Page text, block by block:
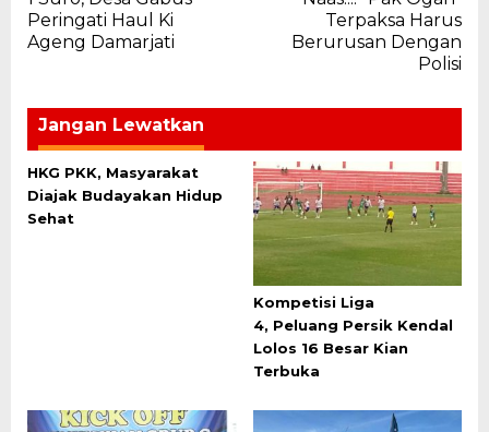
pos
Peringati Haul Ki
Ageng Damarjati
Terpaksa Harus
Berurusan Dengan
Polisi
Jangan Lewatkan
HKG PKK, Masyarakat
Diajak Budayakan Hidup
Sehat
Kompetisi Liga
4, Peluang Persik Kendal
Lolos 16 Besar Kian
Terbuka